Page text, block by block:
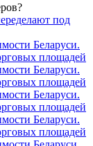
под
Беларуси.
площадей
Беларуси.
площадей
Беларуси.
площадей
Беларуси.
площадей